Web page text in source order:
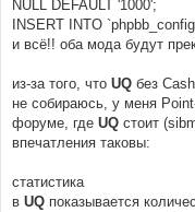
NULL DEFAULT '1000';
INSERT INTO
и всё!! оба мода будут
из-за того, что UQ без
не собираюсь, у меня
форуме, где UQ стоит
впечатления таковы:
статистика
в UQ показывается